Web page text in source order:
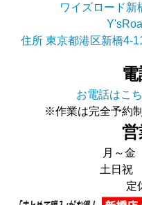
ワイズロード新
住所 東京都港区新橋4-
お電話はこ
※作業は完全予約
営
月～金
土日祝
定